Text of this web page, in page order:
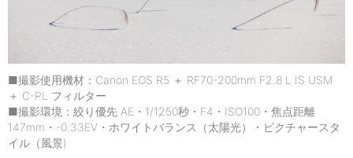
■撮影使用機材：Canon EOS R5 ＋ RF70-200mm F2.8 L IS USM
＋ C-PL フィルター
■撮影環境：絞り優先 AE・1/1250秒・F4・ISO100・焦点距離
147mm・-0.33EV・ホワイトバランス（太陽光）・ピクチャースタ
イル（風景)